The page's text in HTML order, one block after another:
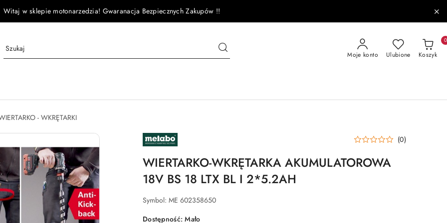
Witaj w sklepie motonarzedzia! Gwaranacja Bezpiecznych Zakupów !!
Moje konto Ulubione Koszyk
0
- WKRĘTARKI
NAZWA
PRODUCENTA: (0)
WIERTARKO-WKRĘTARKA AKUMULATOROWA
18V BS 18 LTX BL I 2*5.2AH
Symbol: ME 602358650
Dostępność:Mało